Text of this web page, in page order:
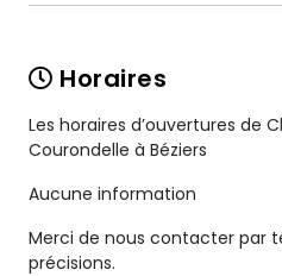
Horaires
Les horaires d’ouvertures de
Courondelle à Béziers
Aucune information
Merci de nous contacter par
précisions.